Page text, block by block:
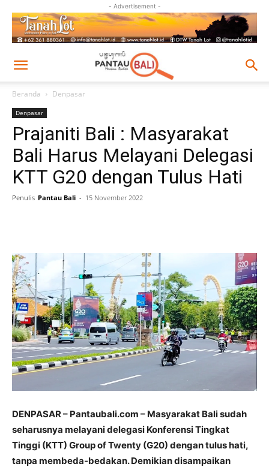
- Advertisement -
Beranda Denpasar
Denpasar
Prajaniti Bali : Masyarakat
Bali Harus Melayani Delegasi
KTT G20 dengan Tulus Hati
Penulis Pantau Bali - 15 November 2022
DENPASAR – Pantaubali.com – Masyarakat Bali sudah
seharusnya melayani delegasi Konferensi Tingkat
Tinggi (KTT) Group of Twenty (G20) dengan tulus hati,
tanpa membeda-bedakan. Demikian disampaikan